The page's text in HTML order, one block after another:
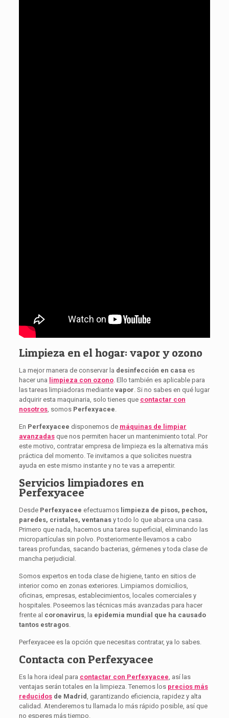
Limpieza en el hogar: vapor y ozono
La mejor manera de conservar la desinfección en casa es
hacer una limpieza con ozono. Ello también es aplicable para
las tareas limpiadoras mediante vapor. Si no sabes en qué lugar
adquirir esta maquinaria, solo tienes que contactar con
nosotros, somos Perfexyacee.
En Perfexyacee disponemos de máquinas de limpiar
avanzadasque nos permiten hacer un mantenimiento total. Por
este motivo, contratar empresa de limpieza es la alternativa más
práctica del momento. Te invitamos a que solicites nuestra
ayuda en este mismo instante y no te vas a arrepentir.
Servicios limpiadores en
Perfexyacee
Desde Perfexyacee efectuamos limpieza de pisos, pechos,
paredes, cristales, ventanasy todo lo que abarca una casa.
Primero que nada, hacemos una tarea superficial, eliminando las
micropartículas sin polvo. Posteriormente llevamos a cabo
tareas profundas, sacando bacterias, gérmenes y toda clase de
mancha perjudicial.
Somos expertos en toda clase de higiene, tanto en sitios de
interior como en zonas exteriores. Limpiamos domicilios,
oficinas, empresas, establecimientos, locales comerciales y
hospitales. Poseemos las técnicas más avanzadas para hacer
frente al coronavirus, la epidemia mundial que ha causado
tantos estragos.
Perfexyacee es la opción que necesitas contratar, ya lo sabes.
Contacta con Perfexyacee
Es la hora ideal para contactar con Perfexyacee, así las
ventajas serán totales en la limpieza. Tenemos los precios más
reducidosde Madrid, garantizando eficiencia, rapidez y alta
calidad. Atenderemos tu llamada lo más rápido posible, así que
no esperes más tiempo.